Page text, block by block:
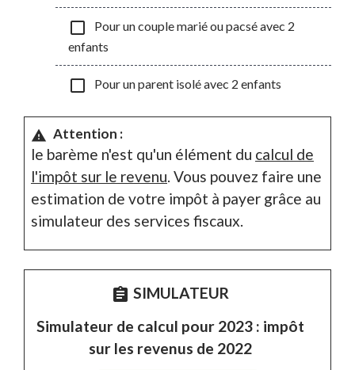
check_box_outline_blank
Pour un couple marié ou pacsé avec 2
enfants
check_box_outline_blank Pour un parent isolé avec 2 enfants
warning Attention :
le barème n'est qu'un élément du calcul de
l'impôt sur le revenu. Vous pouvez faire une
estimation de votre impôt à payer grâce au
simulateur des services fiscaux.
assignment SIMULATEUR
Simulateur de calcul pour 2023 : impôt
sur les revenus de 2022